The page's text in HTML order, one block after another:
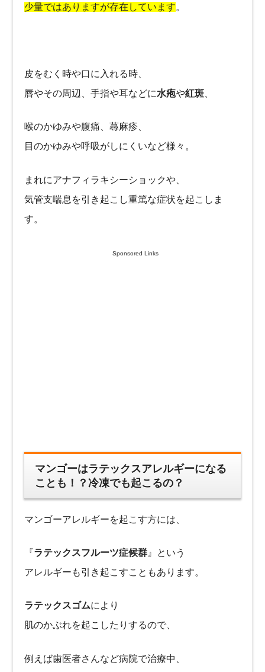
少量ではありますが存在しています。
皮をむく時や口に入れる時、
唇やその周辺、手指や耳などに水疱や紅斑
喉のかゆみや腹痛、蕁麻疹、
目のかゆみや呼吸がしにくいなど様々。
まれにアナフィラキシーショックや、
気管支喘息を引き起こし重篤な症状を起こしま
す。
Sponsored Links
マンゴーはラテックスアレルギーになる
ことも！？冷凍でも起こるの？
マンゴーアレルギーを起こす方には、
『ラテックスフルーツ症候群 』という
アレルギーも引き起こすこともあります。
ラテックスゴムにより
肌のかぶれを起こしたりするので、
例えば歯医者さんなど病院で治療中、